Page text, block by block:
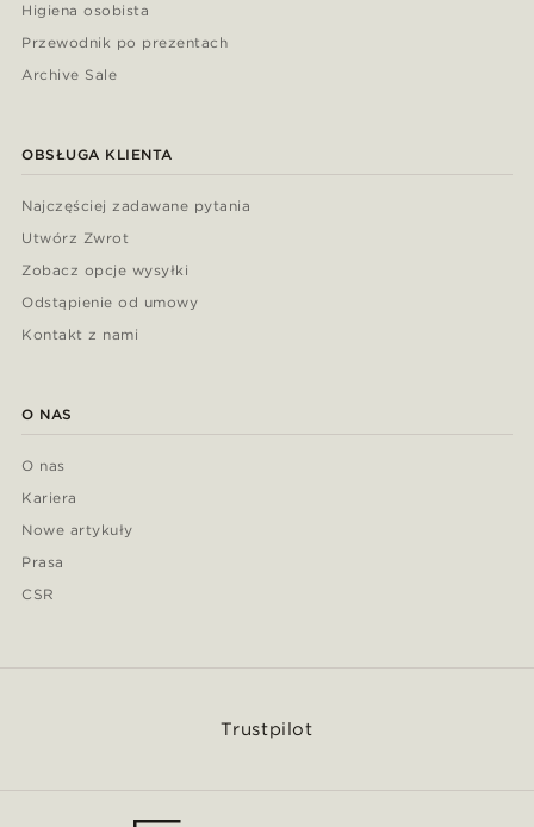
Higiena osobista
Przewodnik po prezentach
Archive Sale
OBSŁUGA KLIENTA
Najczęściej zadawane pytania
Utwórz Zwrot
Zobacz opcje wysyłki
Odstąpienie od umowy
Kontakt z nami
O NAS
O nas
Kariera
Nowe artykuły
Prasa
CSR
Trustpilot